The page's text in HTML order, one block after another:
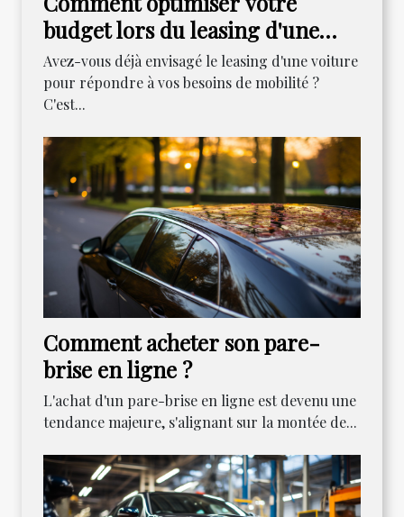
budget lors du leasing d'une
voiture
Avez-vous déjà envisagé le leasing d'une voiture
pour répondre à vos besoins de mobilité ?
C'est...
Comment acheter son pare-
brise en ligne ?
L'achat d'un pare-brise en ligne est devenu une
tendance majeure, s'alignant sur la montée de...